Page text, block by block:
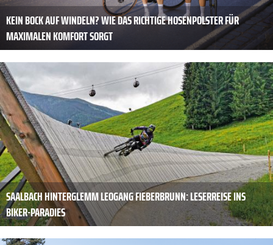
KEIN BOCK AUF WINDELN? WIE DAS RICHTIGE HOSENPOLSTER FÜR
MAXIMALEN KOMFORT SORGT
SAALBACH HINTERGLEMM LEOGANG FIEBERBRUNN: LESERREISE INS
BIKER-PARADIES